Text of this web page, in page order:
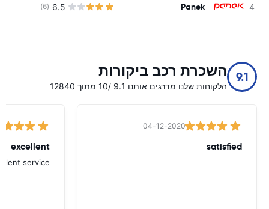
Panek
6.5
(6)
9.1 השכרת רכב ביקורות
הלקוחות שלנו מדרגים אותנו 9.1 /10 מתוך 12840
04-12-2020
satisfied
excellent
service